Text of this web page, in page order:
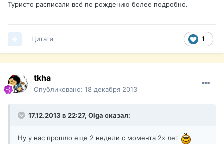
Туристо расписали всё по рождению более подробно.
1
Цитата
tkha
Опубликовано: 18 декабря 2013
17.12.2013 в 22:27, Olga сказал:
Ну у нас прошло еще 2 недели с момента 2х лет